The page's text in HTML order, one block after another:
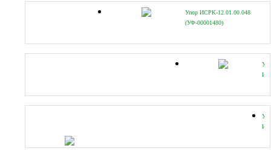
Упор ИСРК-12.01.00.048
(УФ-00001480)